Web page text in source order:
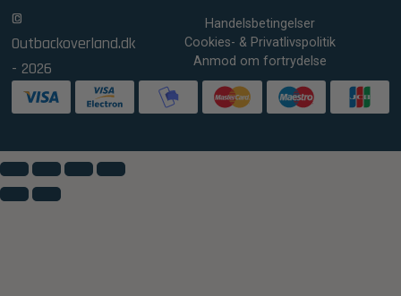
©
Outbackoverland.dk
- 2026
Handelsbetingelser
Cookies- & Privatlivspolitik
Anmod om fortrydelse